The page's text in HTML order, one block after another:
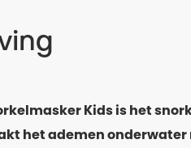
Kids is het
het ademen